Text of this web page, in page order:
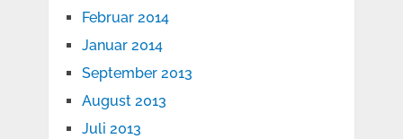
Februar 2014
Januar 2014
September 2013
August 2013
Juli 2013